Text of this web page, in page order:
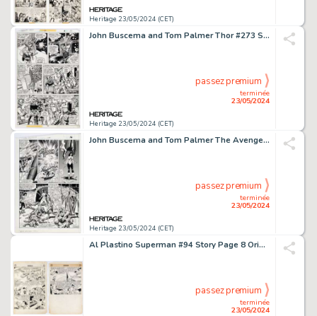
Heritage 23/05/2024 (CET)
John Buscema and Tom Palmer Thor #273 Story Page 14 Original Art (Marvel, 1978).
Heritage 23/05/2024 (CET)
terminée
23/05/2024
passez premium
John Buscema and Tom Palmer The Avengers #282 Story Page 12 Original Art (Marvel, 1987).
Heritage 23/05/2024 (CET)
terminée
23/05/2024
passez premium
Al Plastino Superman #94 Story Page 8 Original Art (DC, 1955).
terminée
23/05/2024
passez premium